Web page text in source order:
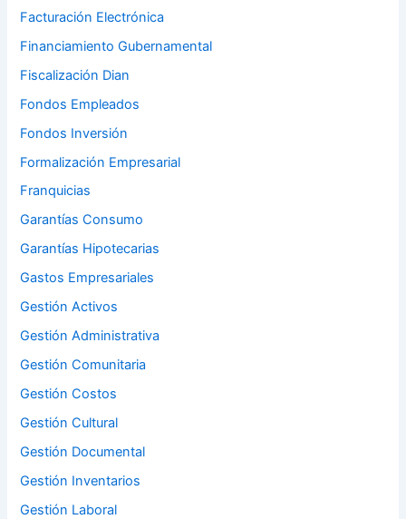
Facturación Electrónica
Financiamiento Gubernamental
Fiscalización Dian
Fondos Empleados
Fondos Inversión
Formalización Empresarial
Franquicias
Garantías Consumo
Garantías Hipotecarias
Gastos Empresariales
Gestión Activos
Gestión Administrativa
Gestión Comunitaria
Gestión Costos
Gestión Cultural
Gestión Documental
Gestión Inventarios
Gestión Laboral